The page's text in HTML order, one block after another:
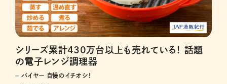
シリーズ累計430万台以上も売れている！ 話題
の電子レンジ調理器
バイヤー 自慢のイチオシ！